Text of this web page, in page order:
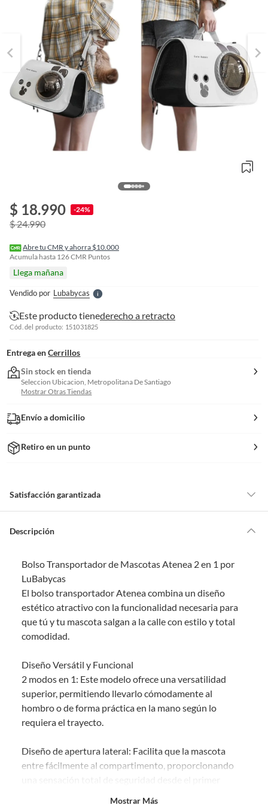
$ 18.990 -24%
$ 24.990
Abre tu CMR y ahorra $10.000
Acumula hasta 126CMR Puntos
Llega mañana
Vendido por LubabycasS
e
r
f
o
Este producto tienederecho a retracto
Cód. del producto: 151031825
Entrega en Cerrillos
Sin stock en tienda
Seleccion Ubicacion, Metropolitana De Santiago
Mostrar Otras Tiendas
Envío a domicilio
Retiro en un punto
Satisfacción garantizada
de la compra.
comprado por internet y que hay ciertas categorías que no tienen este
derecho:
Productos que, por su naturaleza, no puedan ser devueltos,
puedan deteriorarse o caducar con rapidez.
Confeccionados a la medida.
De uso personal.
estar en perfecto estado, con todas sus etiquetas y sin uso, tal como te lo
entregamos.
Productos digitales que se entregan a través de una descarga
electrónica, por ejemplo, cupones de experiencia o programas
para el computador.
Productos que han sido informados como imperfectos, usados,
reparados, abiertos, de segunda selección, remanufacturados o
Descripción
Bolso Transportador de Mascotas Atenea 2 en 1 por
LuBabycas
El bolso transportador Atenea combina un diseño
estético atractivo con la funcionalidad necesaria para
que tú y tu mascota salgan a la calle con estilo y total
comodidad.
Diseño Versátil y Funcional
2 modos en 1: Este modelo ofrece una versatilidad
superior, permitiendo llevarlo cómodamente al
hombro o de forma práctica en la mano según lo
requiera el trayecto.
Diseño de apertura lateral: Facilita que la mascota
entre fácilmente al compartimento, proporcionando
Mostrar Más